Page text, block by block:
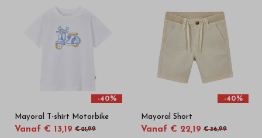
kwaliteit
webshop-40%
Mayoral T-shirt Motorbike
Vanaf € 13,19 € 21,99
-40%
Mayoral Short
Vanaf € 22,19 € 36,99